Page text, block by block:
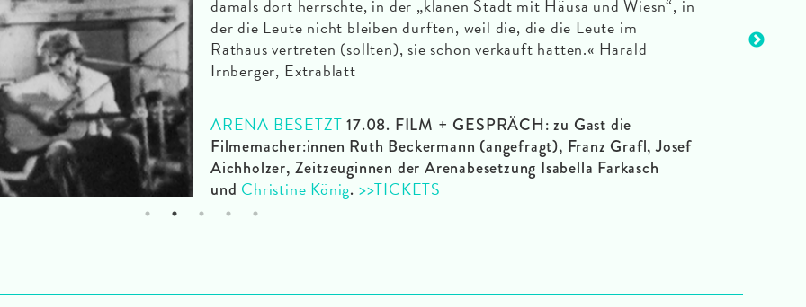
damals dort herrschte, in der „klanen Stadt mit Häusa und Wiesn“, in
der die Leute nicht bleiben durften, weil die, die die Leute im
Rathaus vertreten (sollten), sie schon verkauft hatten.« Harald
Irnberger, Extrablatt
ARENA BESETZT17.08. FILM + GESPRÄCH: zu Gast die
Filmemacher:innen Ruth Beckermann (angefragt), Franz Grafl, Josef
Aichholzer, Zeitzeuginnen der Arenabesetzung Isabella Farkasch
und Christine König. >>TICKETS
1 2 3 4 5